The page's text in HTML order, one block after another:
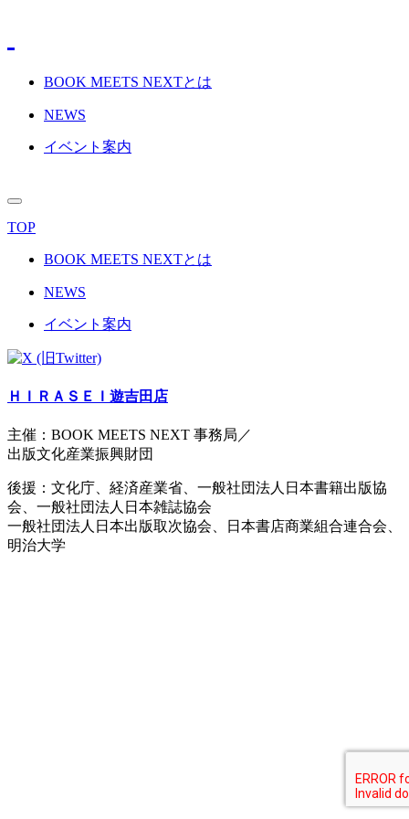
BOOK MEETS NEXTとは
NEWS
イベント案内
TOP
BOOK MEETS NEXTとは
NEWS
イベント案内
ＨＩＲＡＳＥＩ遊吉田店
主催：BOOK MEETS NEXT 事務局／
出版文化産業振興財団
後援：文化庁、経済産業省、一般社団法人日本書籍出版協
会、一般社団法人日本雑誌協会
一般社団法人日本出版取次協会、日本書店商業組合連合会、
明治大学